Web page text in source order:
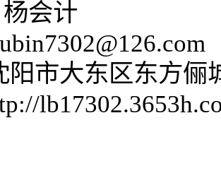
会计
阳市大东区东方俪